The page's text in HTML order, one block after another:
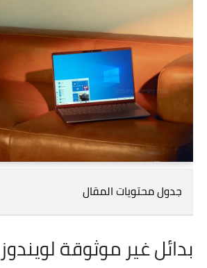
جدول محتويات المقال
بدائل غير موثوقة لويندوز 10